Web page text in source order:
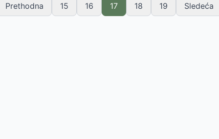
Prethodna 15 16 17 18 19 Sledeća